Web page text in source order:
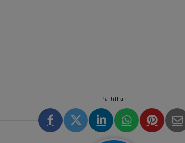
Partilhar